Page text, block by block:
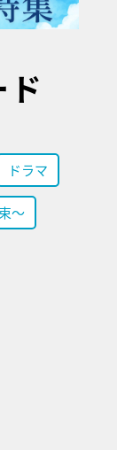
ドラマ
～